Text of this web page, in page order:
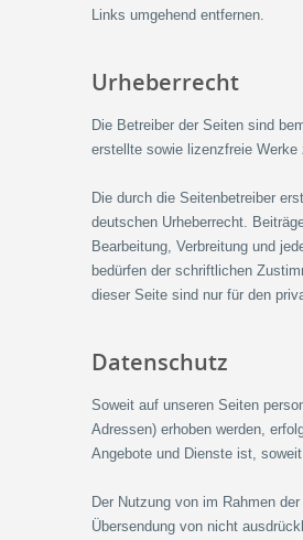
Links umgehend entfernen.
Urheberrecht
Die Betreiber der Seiten sind
erstellte sowie lizenzfreie Werke
Die durch die Seitenbetreiber
deutschen Urheberrecht.
Bearbeitung, Verbreitung und
bedürfen der schriftlichen
dieser Seite sind nur für den
Datenschutz
Soweit auf unseren Seiten
Adressen) erhoben werden,
Angebote und Dienste ist,
Der Nutzung von im Rahmen
Übersendung von nicht